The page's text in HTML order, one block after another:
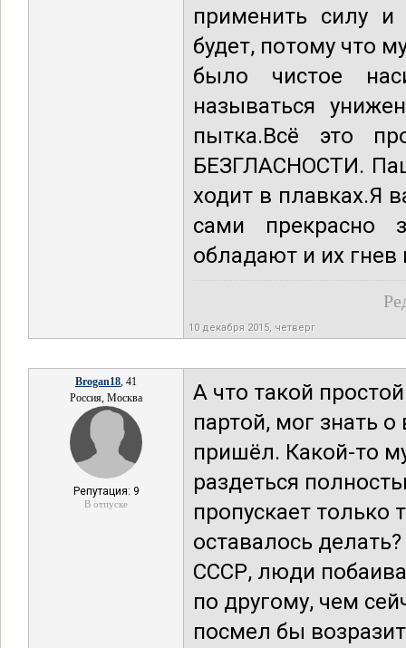
применить силу и
будет, потому что
было чистое
называться
пытка.Всё это
БЕЗГЛАСНОСТИ.
ходит в плавках.Я
сами прекрасно
обладают и их
10 декабря 2015, четверг
Brogan18, 41
Россия, Москва
Репутация: 9
В отпуске
А что такой
партой, мог знать
пришёл. Какой-то
раздеться
пропускает
оставалось
СССР, люди
по другому, чем
посмел бы